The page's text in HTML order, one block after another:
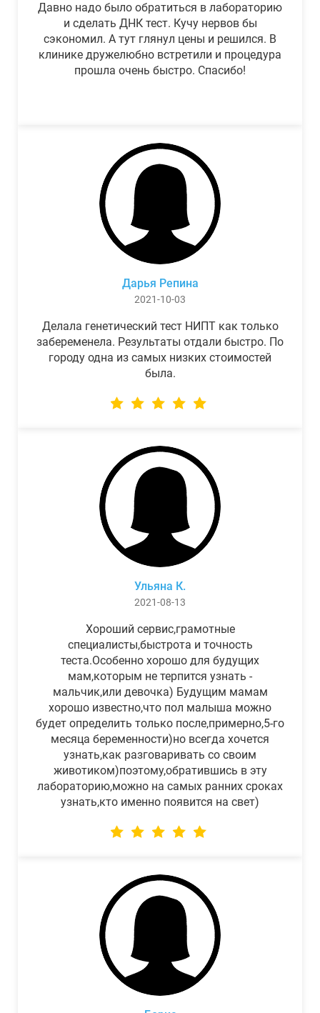
Давно надо было обратиться в лабораторию
и сделать ДНК тест. Кучу нервов бы
сэкономил. А тут глянул цены и решился. В
клинике дружелюбно встретили и процедура
прошла очень быстро. Спасибо!
Дарья Репина
2021-10-03
Делала генетический тест НИПТ как только
забеременела. Результаты отдали быстро. По
городу одна из самых низких стоимостей
была.
Ульяна К.
2021-08-13
Хороший сервис,грамотные
специалисты,быстрота и точность
теста.Особенно хорошо для будущих
мам,которым не терпится узнать -
мальчик,или девочка) Будущим мамам
хорошо известно,что пол малыша можно
будет определить только после,примерно,5-го
месяца беременности)но всегда хочется
узнать,как разговаривать со своим
животиком)поэтому,обратившись в эту
лабораторию,можно на самых ранних сроках
узнать,кто именно появится на свет)